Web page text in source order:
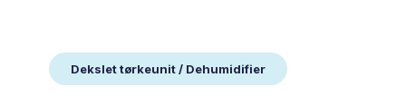
Dekslet tørkeunit / Dehumidifier